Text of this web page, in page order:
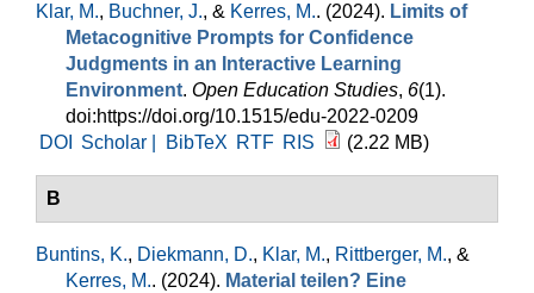
Klar, M., Buchner, J., & Kerres, M.. (2024). Limits of
Metacognitive Prompts for Confidence
Judgments in an Interactive Learning
Environment. Open Education Studies, 6(1).
doi:https://doi.org/10.1515/edu-2022-0209
DOI
Scholar | BibTeX RTF RIS (2.22 MB)
B
Buntins, K., Diekmann, D., Klar, M., Rittberger, M., &
Kerres, M.. (2024). Material teilen? Eine